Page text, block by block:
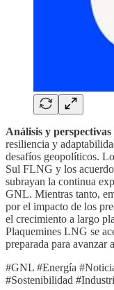
Análisis y perspectivas
resiliencia y
desafíos geopolíticos.
Sul FLNG y los
subrayan la continua
GNL. Mientras tanto,
por el impacto de los
el crecimiento a largo
Plaquemines LNG se
preparada para avanzar
#GNL #Energía
#Sostenibilidad